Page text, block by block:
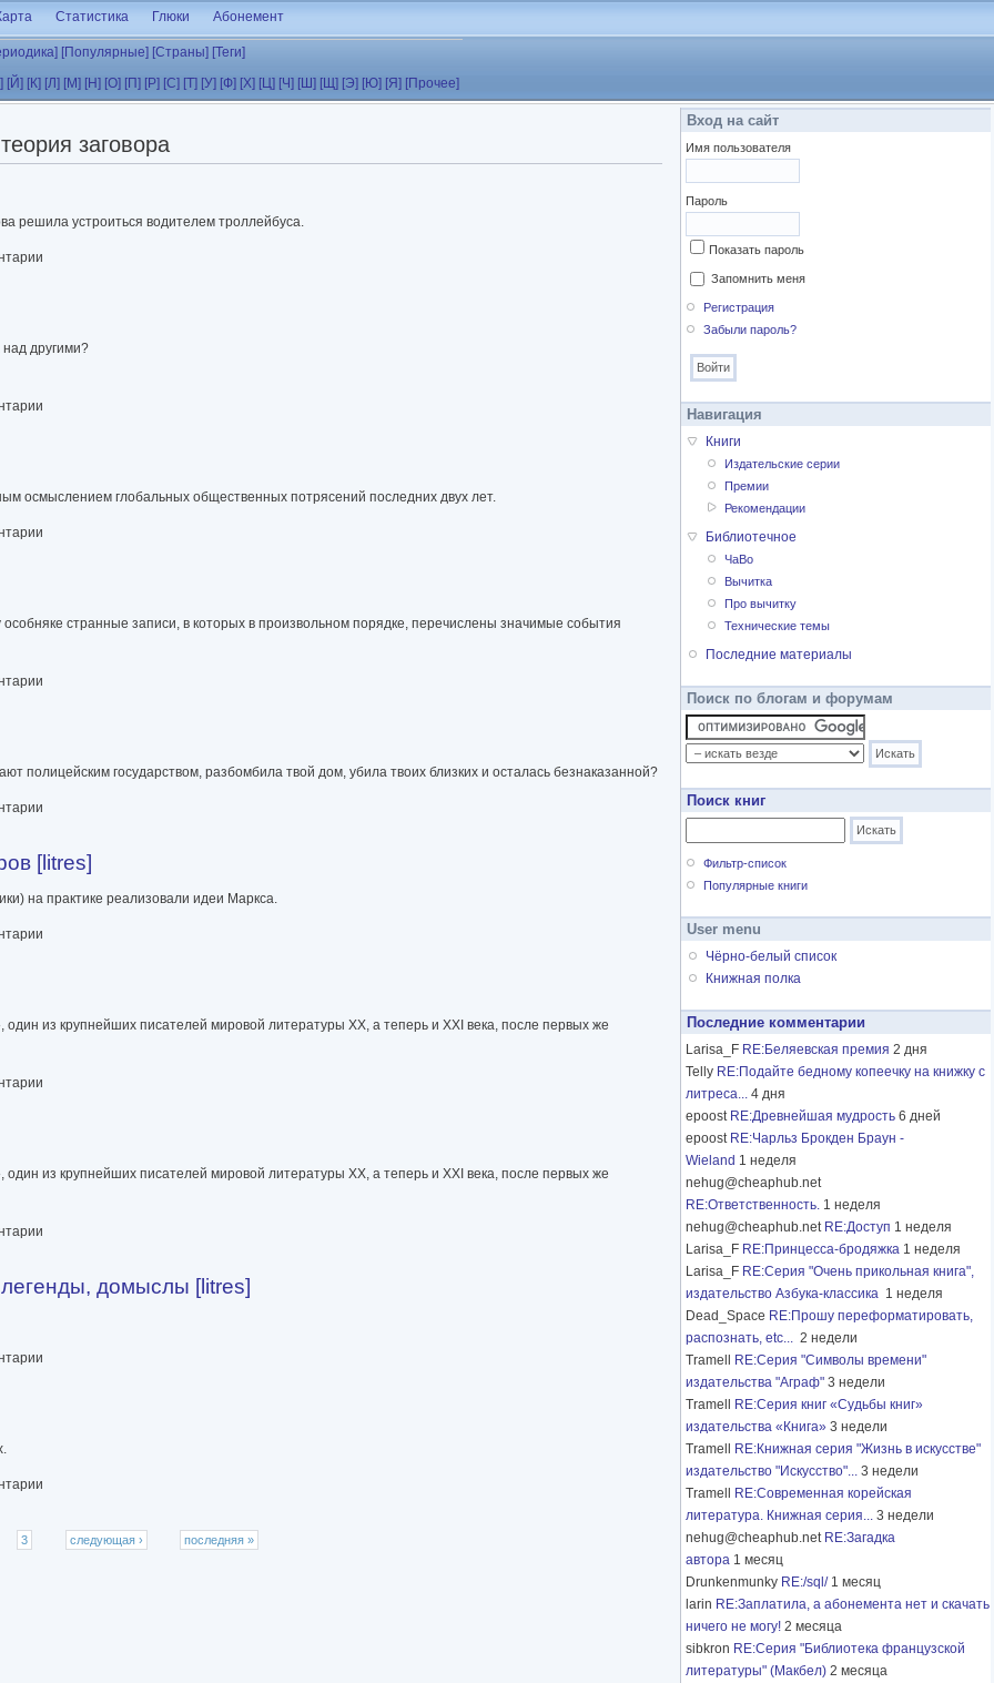
Статистика Глюки Абонемент
[Популярные] [Страны] [Теги]
[Й] [К] [Л] [М] [Н] [О] [П] [Р] [С] [Т] [У] [Ф] [Х] [Ц] [Ч] [Ш] [Щ] [Э] [Ю] [Я] [Прочее]
теория заговора
решила устроиться водителем троллейбуса.
другими?
осмыслением глобальных общественных потрясений последних двух лет.
странные записи, в которых в произвольном порядке, перечислены значимые события
полицейским государством, разбомбила твой дом, убила твоих близких и осталась безнаказанной?
[litres]
на практике реализовали идеи Маркса.
из крупнейших писателей мировой литературы XX, а теперь и XXI века, после первых же
из крупнейших писателей мировой литературы XX, а теперь и XXI века, после первых же
домыслы [litres]
[litres]
3 следующая › последняя »
Вход на сайт
Имя пользователя
Пароль
Показать пароль
Запомнить меня
Регистрация
Забыли пароль?
Навигация
Книги
Издательские серии
Премии
Рекомендации
Библиотечное
ЧаВо
Вычитка
Про вычитку
Технические темы
Последние материалы
Поиск по блогам и форумам
Поиск книг
Фильтр-список
Популярные книги
User menu
Чёрно-белый список
Книжная полка
Последние комментарии
Larisa_F RE:Беляевская премия 2 дня
Telly RE:Подайте бедному копеечку на книжку с
литреса... 4 дня
epoost RE:Древнейшая мудрость 6 дней
epoost RE:Чарльз Брокден Браун -
Wieland 1 неделя
nehug@cheaphub.net
RE:Ответственность. 1 неделя
nehug@cheaphub.net RE:Доступ 1 неделя
Larisa_F RE:Принцесса-бродяжка 1 неделя
Larisa_F RE:Серия "Очень прикольная книга",
издательство Азбука-классика 1 неделя
Dead_Space RE:Прошу переформатировать,
распознать, etc... 2 недели
Tramell
RE:Серия "Символы времени"
издательства "Аграф" 3 недели
Tramell
RE:Серия книг «Судьбы книг»
издательства «Книга» 3 недели
Tramell
RE:Книжная серия "Жизнь в искусстве"
издательство "Искусство"... 3 недели
Tramell
RE:Современная корейская
литература. Книжная серия... 3 недели
nehug@cheaphub.net RE:Загадка
автора 1 месяц
Drunkenmunky RE:/sql/ 1 месяц
larin RE:Заплатила, а абонемента нет и скачать
ничего не могу! 2 месяца
sibkron RE:Серия "Библиотека французской
литературы" (Макбел) 2 месяца